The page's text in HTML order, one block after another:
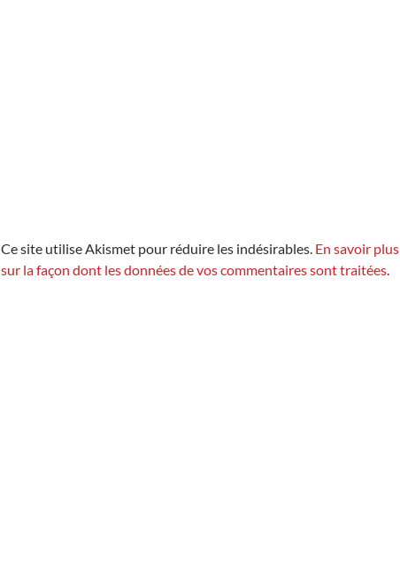
Ce site utilise Akismet pour réduire les indésirables. En savoir plus
sur la façon dont les données de vos commentaires sont traitées.